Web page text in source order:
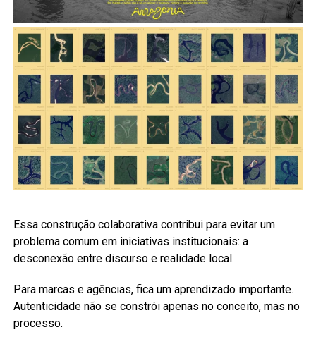
Essa construção colaborativa contribui para evitar um
problema comum em iniciativas institucionais: a
desconexão entre discurso e realidade local.
Para marcas e agências, fica um aprendizado importante.
Autenticidade não se constrói apenas no conceito, mas no
processo.